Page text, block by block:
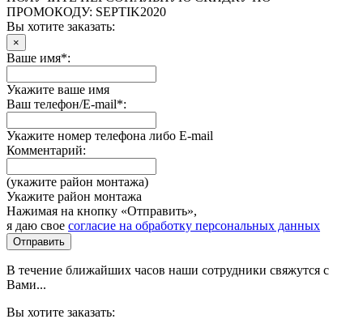
ПРОМОКОДУ: SEPTIK2020
Вы хотите заказать:
×
Ваше имя*:
Укажите ваше имя
Ваш телефон/E-mail*:
Укажите номер телефона либо E-mail
Комментарий:
(укажите район монтажа)
Укажите район монтажа
Нажимая на кнопку «Отправить»,
я даю свое согласие на обработку персональных данных
Отправить
В течение ближайших часов наши сотрудники свяжутся с
Вами...
Вы хотите заказать: